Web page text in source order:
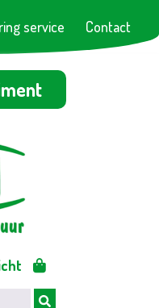
service Contact